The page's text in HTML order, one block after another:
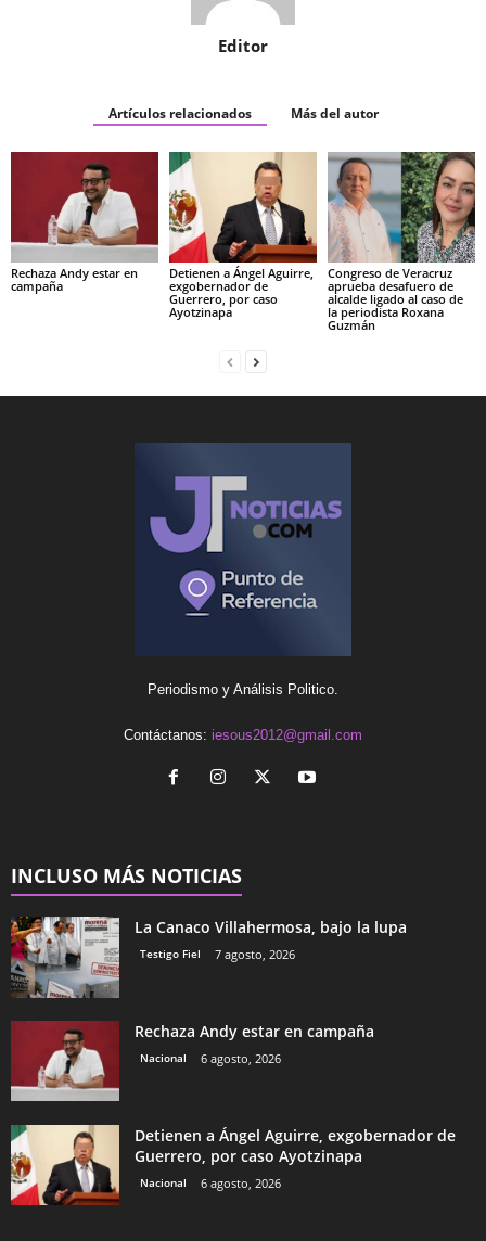
Editor
Artículos relacionados Más del autor
Rechaza Andy estar en
campaña
Detienen a Ángel Aguirre,
exgobernador de
Guerrero, por caso
Ayotzinapa
Congreso de Veracruz
aprueba desafuero de
alcalde ligado al caso de
la periodista Roxana
Guzmán
Periodismo y Análisis Politico.
Contáctanos: iesous2012@gmail.com
INCLUSO MÁS NOTICIAS
La Canaco Villahermosa, bajo la lupa
Testigo Fiel 7 agosto, 2026
Rechaza Andy estar en campaña
Nacional 6 agosto, 2026
Detienen a Ángel Aguirre, exgobernador de
Guerrero, por caso Ayotzinapa
Nacional 6 agosto, 2026